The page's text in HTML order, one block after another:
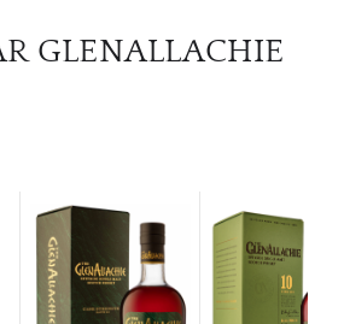
GLENALLACHIE